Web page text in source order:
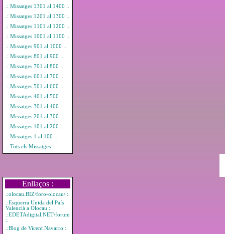
.: Missatges 1301 al 1400 :.
.: Missatges 1201 al 1300 :.
.: Missatges 1101 al 1200 :.
.: Missatges 1001 al 1100 :.
.: Missatges 901 al 1000 :.
.: Missatges 801 al 900 :.
.: Missatges 701 al 800 :.
.: Missatges 601 al 700 :.
.: Missatges 501 al 600 :.
.: Missatges 401 al 500 :.
.: Missatges 301 al 400 :.
.: Missatges 201 al 300 :.
.: Missatges 101 al 200 :.
.: Missatges 1 al 100 :.
.: Tots els Missatges :.
Enllaços :
.:olocau.BIZ/foro-olocau/ :.
.:Esquerra Unida del País
Valencià a Olocau :.
.:EDETAdigital.NET/forum
:.
.:Blog de Vicent Navarro :.